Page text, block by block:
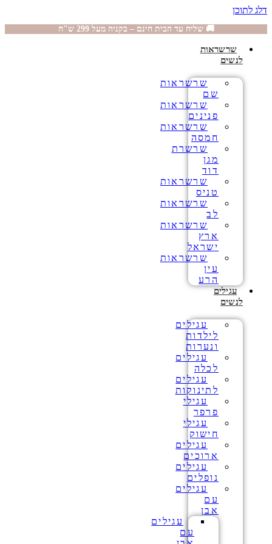
דלג לתוכן
🚚 שליח עד הבית חינם – בקניה מעל 299 ש"ח
שרשראות
לנשים
שרשראות
שם
שרשראות
פנינים
שרשראות
חמסה
שרשרת
מגן
דוד
שרשראות
טניס
שרשראות
לב
שרשראות
ארץ
ישראל
שרשראות
עין
הרע
עגילים
לנשים
עגילים
לילדות
ונערות
עגילים
לכלה
עגילים
לתינוקות
עגילי
פרפר
עגילי
חישוק
עגילים
ארוכים
עגילים
נופלים
עגילים
עם
אבן
עגילים
עם